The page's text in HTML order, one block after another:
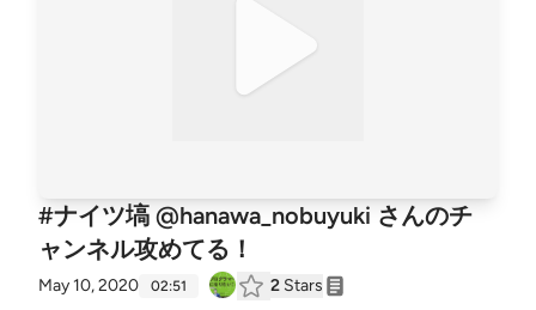
#ナイツ塙 @hanawa_nobuyuki さんのチ
ャンネル攻めてる！
May 10, 2020 02:51 2 Stars